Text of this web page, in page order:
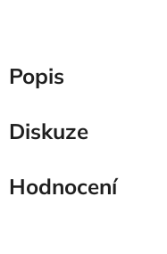
Popis
Diskuze
Hodnocení